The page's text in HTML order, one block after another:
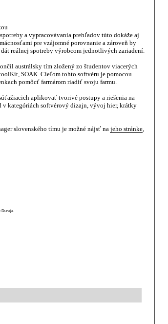
a vypracovávania prehľadov túto dokáže aj
pre vzájomné porovnanie a zároveň by
reálnej spotreby výrobcom jednotlivých zariadení.
austrálsky tím zložený zo študentov viacerých
SOAK. Cieľom tohto softvéru je pomocou
pomôcť farmárom riadiť svoju farmu.
aplikovať tvorivé postupy a riešenia na
v kategóriách softvérový dizajn, vývoj hier, krátky
slovenského tímu je možné nájsť na jeho stránke,
Dunaja